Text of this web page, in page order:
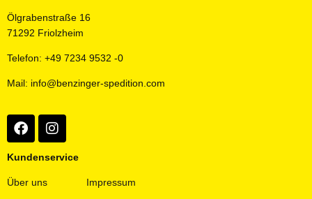
Ölgrabenstraße 16
71292 Friolzheim
Telefon: +49 7234 9532 -0
Mail: info@benzinger-spedition.com
Kundenservice
Über uns Impressum